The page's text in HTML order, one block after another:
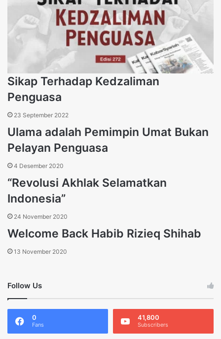
Pd.
I.
Sikap Terhadap Kedzaliman
Penguasa
23 September 2022
Ulama adalah Pemimpin Umat Bukan
Pelayan Penguasa
4 Desember 2020
“Revolusi Akhlak Selamatkan
Indonesia”
24 November 2020
Welcome Back Habib Rizieq Shihab
13 November 2020
Follow Us
0
Fans
41,800
Subscribers